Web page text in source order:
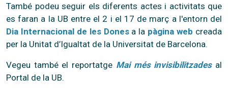
També podeu seguir els diferents actes i activitats que
es faran a la UB entre el 2 i el 17 de març a l'entorn del
Dia Internacional de les Dones a la pàgina web creada
per la Unitat d’Igualtat de la Universitat de Barcelona.
Vegeu també el reportatge Mai més invisibilitzadesal
Portal de la UB.